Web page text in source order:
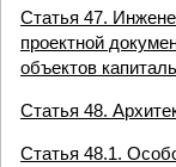
Статья 47.
проектной
объектов
Статья 48.
Статья 48.1.